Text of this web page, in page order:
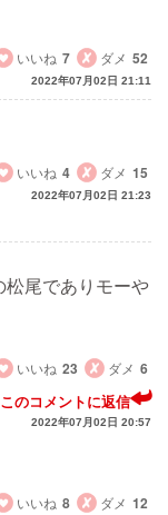
いいね 7 ダメ 52
2022年07月02日 21:11
いいね 4 ダメ 15
2022年07月02日 21:23
松尾でありモーや
いいね 23 ダメ 6
このコメントに返信
2022年07月02日 20:57
いいね 8 ダメ 12